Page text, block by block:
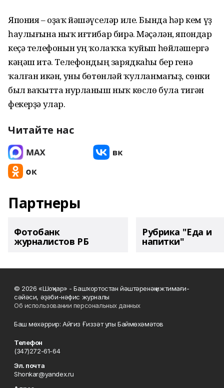
Япония – оҙаҡ йәшәүселәр иле. Бында һәр кем үҙ
һаулығына ныҡ иғтибар бирә. Мәҫәлән, япондар
кеҫә телефонын уң ҡолаҡҡа ҡуйып һөйләшергә
кәңәш итә. Телефондың зарядкаһы бер генә
ҡалған икән, уны бөтөнләй ҡулланмағыҙ, сөнки
был ваҡытта нурланыш ныҡ көслө була тигән
фекерҙә улар.
Читайте нас
Партнеры
Фотобанк
журналистов РБ
Рубрика "Еда и
напитки"
© 2026 «Шоңҡар» - Башҡортостан йәштәренәң ижтимағи-
сәйәси, әҙәби-нәфис журналы
Об использовании персональных данных
Баш мөхәррир: Айгиз Ғиззәт улы Баймөхәмәтов
Телефон
(347)272-61-64
Эл. почта
Shonkar@yandex.ru